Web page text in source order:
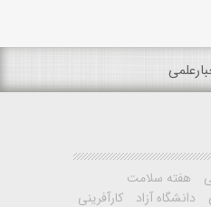
هفته سلامت
دانشگاه آزاد کارآفرینی